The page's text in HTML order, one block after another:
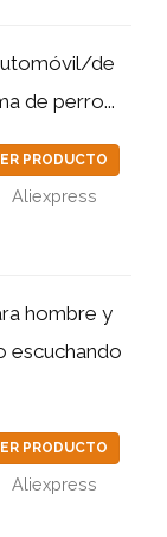
de
de perro...
PRODUCTO
Aliexpress
hombre y
escuchando
PRODUCTO
Aliexpress